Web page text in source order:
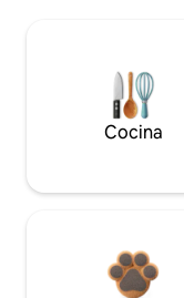
Cocina